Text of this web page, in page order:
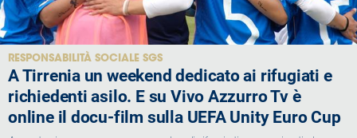
RESPONSABILITÀ SOCIALE SGS
A Tirrenia un weekend dedicato ai rifugiati e
richiedenti asilo. E su Vivo Azzurro Tv è
online il docu-film sulla UEFA Unity Euro Cup